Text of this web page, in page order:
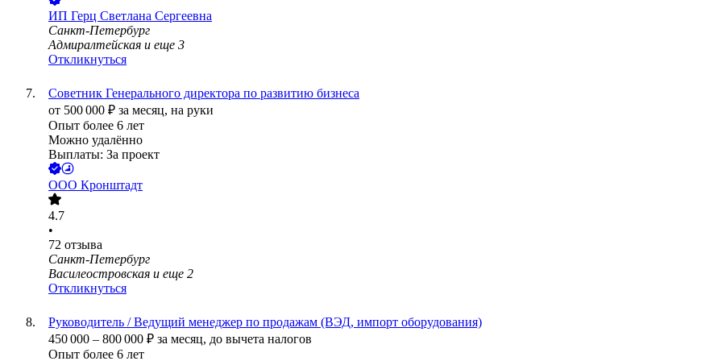
ИП Герц Светлана Сергеевна
Санкт-Петербург
Адмиралтейская и еще 3
Откликнуться
Советник Генерального директора по развитию бизнеса
от 500 000 ₽ за месяц, на руки
Опыт более 6 лет
Можно удалённо
Выплаты: За проект
ООО Кронштадт
4.7
•
72 отзыва
Санкт-Петербург
Василеостровская и еще 2
Откликнуться
Руководитель / Ведущий менеджер по продажам (ВЭД, импорт оборудования)
450 000 – 800 000 ₽ за месяц, до вычета налогов
Опыт более 6 лет